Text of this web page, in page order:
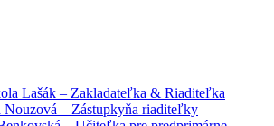
Lašák – Zakladateľka & Riaditeľka
Nouzová – Zástupkyňa riaditeľky